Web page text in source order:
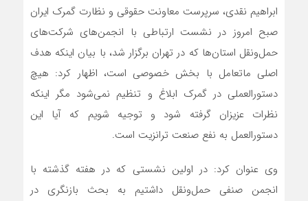
ابراهیم نقدی، سرپرست معاونت حقوقی و نظارت گمرک ایران
صبح امروز در نشست ارتباطی با انجمن‌های شرکت‌های
حمل‌ونقل استان‌ها که در تهران برگزار شد، با بیان اینکه هدف
اصلی ماتعامل با بخش خصوصی است، اظهار کرد: هیچ
دستورالعملی در گمرک ابلاغ و تنظیم نمی‌شود مگر اینکه
نظرات عزیزان گرفته شود و توجیه شویم که آیا این
دستورالعمل به نفع صنعت ترانزیت است.
وی عنوان کرد: در اولین نشستی که در هفته گذشته با
انجمن صنفی حمل‌ونقل داشتیم به بحث بازنگری در